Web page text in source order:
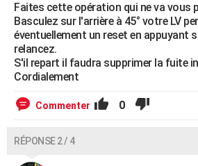
S'inscrire
Se connecter
Lycées
Collèges
Primaires
Universités
Entreprises
Service militaire
Avis de recherche
AVIS DE DÉCÈS
FORUM
Bricolage
Lifestyle
Culture
Sport
Auto
Television
Voyage
Cinema
Faites cette opération qui ne va vous
Basculez sur l'arrière à 45° votre LV
éventuellement un reset en appuyant
relancez.
S'il repart il faudra supprimer la fuite
Cordialement
Commenter 0
RÉPONSE 2 / 4